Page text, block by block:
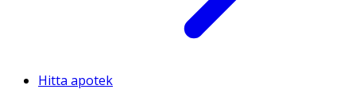
Hitta apotek